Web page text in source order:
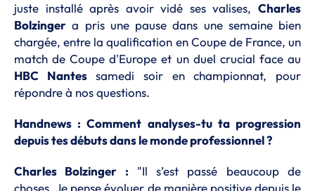
juste installé après avoir vidé ses valises, Charles
Bolzinger a pris une pause dans une semaine bien
chargée, entre la qualification en Coupe de France, un
match de Coupe d'Europe et un duel crucial face au
HBC Nantessamedi soir en championnat, pour
répondre à nos questions.
Handnews : Comment analyses-tu ta progression
depuis tes débuts dans le monde professionnel ?
Charles Bolzinger : "Il s’est passé beaucoup de
choses. Je pense évoluer de manière positive depuis le